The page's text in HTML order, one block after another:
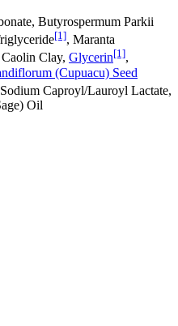
Butyrospermum Parkii
[1], Maranta
Clay, Glycerin[1],
(Cupuacu) Seed
Caproyl/Lauroyl Lactate,
Oil